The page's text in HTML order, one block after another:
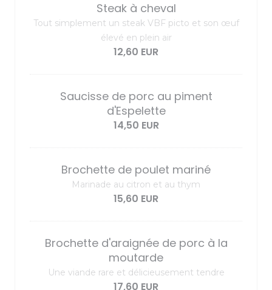
Steak à cheval
Tout simplement un steak VBF picto et son œuf
élevé en plein air
12,60 EUR
Saucisse de porc au piment
d'Espelette
14,50 EUR
Brochette de poulet mariné
Marinade au citron et au thym
15,60 EUR
Brochette d'araignée de porc à la
moutarde
Une viande rare et délicieusement tendre
17,60 EUR